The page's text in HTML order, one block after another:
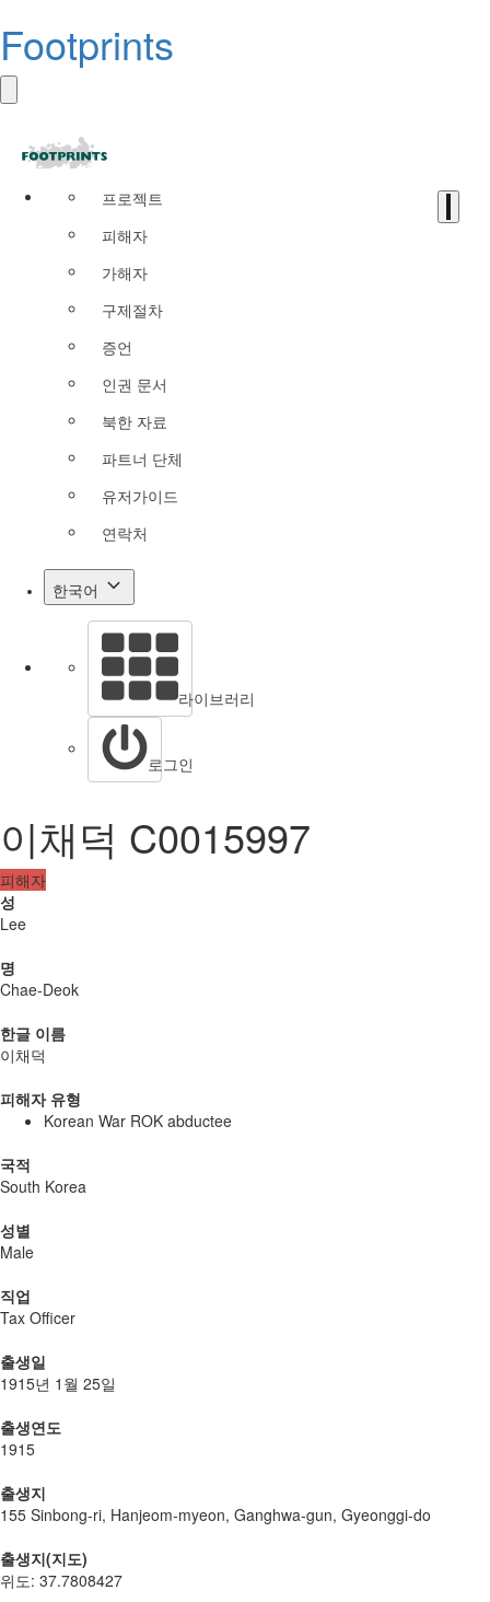
Footprints
프로젝트
피해자
가해자
구제절차
증언
인권 문서
북한 자료
파트너 단체
유저가이드
연락처
한국어
라이브러리
로그인
이채덕 C0015997
피해자
성
Lee
명
Chae-Deok
한글 이름
이채덕
피해자 유형
Korean War ROK abductee
국적
South Korea
성별
Male
직업
Tax Officer
출생일
1915년 1월 25일
출생연도
1915
출생지
155 Sinbong-ri, Hanjeom-myeon, Ganghwa-gun, Gyeonggi-do
출생지(지도)
위도: 37.7808427